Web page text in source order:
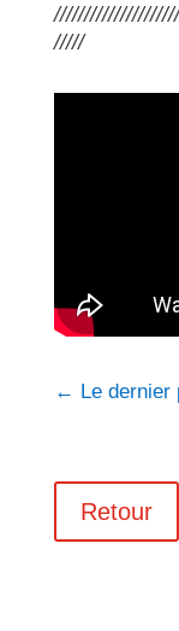
/////
← Le dernier
Retour